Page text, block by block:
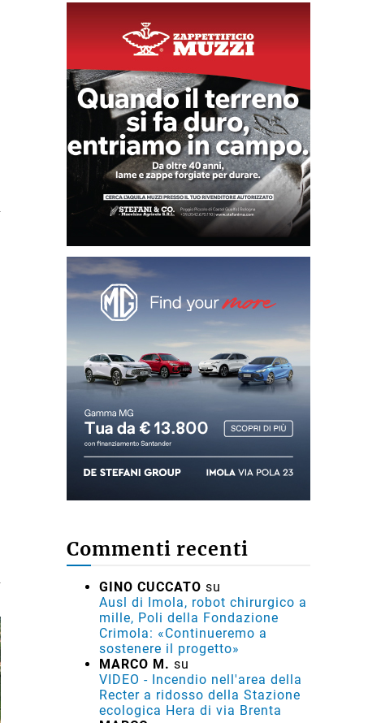
Commenti recenti
GINO CUCCATO su
Ausl di Imola, robot chirurgico a
mille, Poli della Fondazione
Crimola: «Continueremo a
sostenere il progetto»
MARCO M. su
VIDEO - Incendio nell'area della
Recter a ridosso della Stazione
ecologica Hera di via Brenta